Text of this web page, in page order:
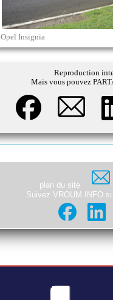
Opel Insignia
Reproduction
Mais vous pouvez
plan du site
Suivez VROUM.INFO